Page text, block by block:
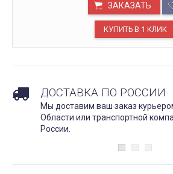
ЗАКАЗАТЬ
ДОСТАВКА ПО РОССИИ
Мы доставим ваш заказ
Области или транспортной
России.